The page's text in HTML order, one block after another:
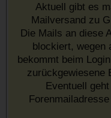
Aktuell gibt es
Mailversand zu
Die Mails an diese
blockiert, wegen
bekommt beim
zurückgewiesene
Eventuell